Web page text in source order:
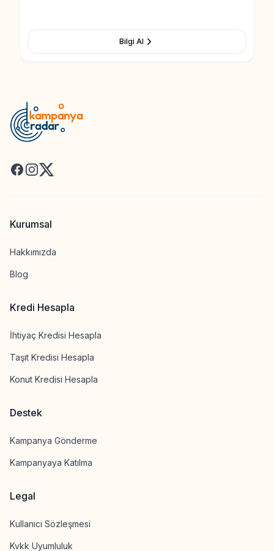
Bilgi Al
Facebook
Instagram
X
Kurumsal
Hakkımızda
Blog
Kredi Hesapla
İhtiyaç Kredisi Hesapla
Taşıt Kredisi Hesapla
Konut Kredisi Hesapla
Destek
Kampanya Gönderme
Kampanyaya Katılma
Legal
Kullanıcı Sözleşmesi
Kvkk Uyumluluk